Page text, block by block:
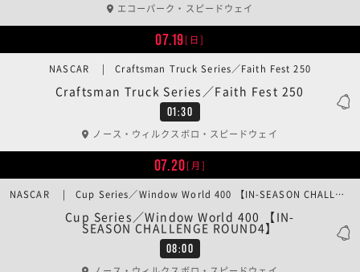
エコーパーク・スピードウェイ
07.19[日]
01:30
Craftsman Truck Series／Faith Fest 250
NASCAR | Craftsman Truck Series／Faith Fest 250
ノース・ウィルクスボロ・スピードウェイ
07.20[月]
08:00
Cup Series／Window World 400 【IN-
SEASON CHALLENGE ROUND4】
NASCAR | Cup Series／Window World 400 【IN-SEASON CHALLENGE ROUND4】